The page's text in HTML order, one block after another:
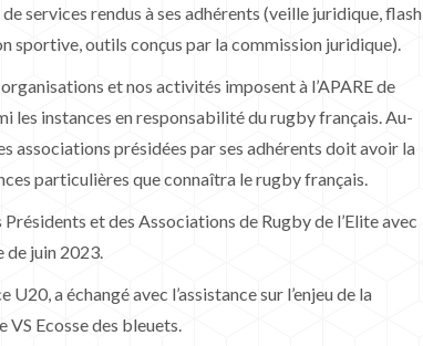
services rendus à ses adhérents (veille juridique, flash
sportive, outils conçus par la commission juridique).
et nos activités imposent à l’APARE de
les instances en responsabilité du rugby français. Au-
associations présidées par ses adhérents doit avoir la
particulières que connaîtra le rugby français.
et des Associations de Rugby de l’Elite avec
de juin 2023.
a échangé avec l’assistance sur l’enjeu de la
VS Ecosse des bleuets.